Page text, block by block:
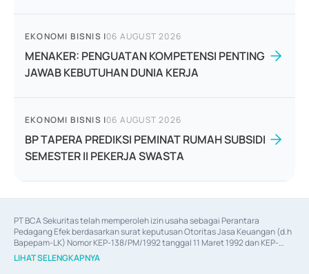
EKONOMI BISNIS |06 AUGUST 2026
MENAKER: PENGUATAN KOMPETENSI PENTING
JAWAB KEBUTUHAN DUNIA KERJA
EKONOMI BISNIS |06 AUGUST 2026
BP TAPERA PREDIKSI PEMINAT RUMAH SUBSIDI
SEMESTER II PEKERJA SWASTA
PT BCA Sekuritas telah memperoleh izin usaha sebagai Perantara
Pedagang Efek berdasarkan surat keputusan Otoritas Jasa Keuangan (d.h
Bapepam-LK) Nomor KEP-138/PM/1992 tanggal 11 Maret 1992 dan KEP-
06/D.04/2014 tanggal 28 Februari 2014, izin usaha sebagai Penjamin Emisi
Efek berdasarkan surat keputusan Otoritas Jasa Keuangan Nomor KEP-
LIHAT SELENGKAPNYA